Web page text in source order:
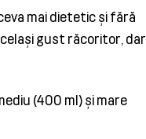
mai dietetic și fără
gust răcoritor, dar
(400 ml) și mare